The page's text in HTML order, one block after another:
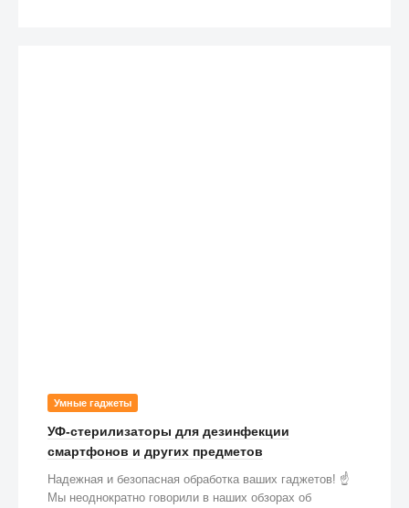
Умные гаджеты
УФ-стерилизаторы для дезинфекции
смартфонов и других предметов
Надежная и безопасная обработка ваших гаджетов! ☝️
Мы неоднократно говорили в наших обзорах об